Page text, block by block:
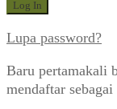
Lupa password?
Baru pertamakali
mendaftar